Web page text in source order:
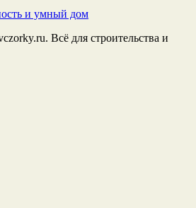
и умный дом
Всё для строительства и